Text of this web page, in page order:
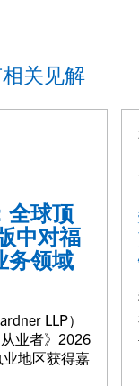
关见解
全球顶
中对福
务领域
LLP）
业者》2026
地区获得嘉